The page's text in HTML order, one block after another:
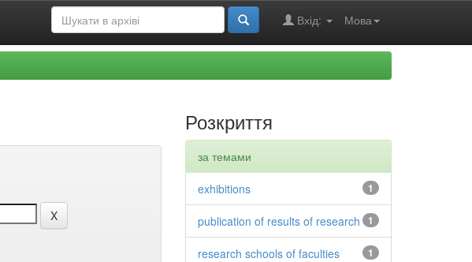
Мова
Вхід:
Розкриття
за темами
1
exhibitions
1
publication of results of research
1
research schools of faculties